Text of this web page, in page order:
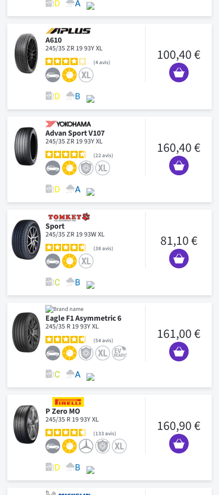
A610
245/35 ZR 19 93Y XL
4avis 100,40 €
Advan Sport V107
245/35 ZR 19 93Y XL
22 avis 160,40 €
Sport
245/35 ZR 19 93W XL
38 avis 81,10 €
Eagle F1 Asymmetric 6
245/35 R 19 93Y XL
54avis 161,00 €
P Zero MO
245/35 R 19 93Y XL
133 avis 160,90 €